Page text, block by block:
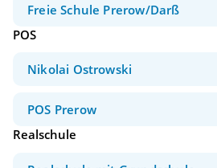
Freie Schule Prerow/Darß
POS
Nikolai Ostrowski
POS Prerow
Realschule